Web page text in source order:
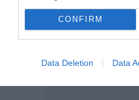
CONFIRM
Data Deletion Data